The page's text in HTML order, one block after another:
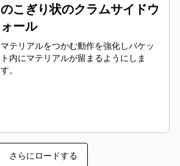
のこぎり状のクラムサイドウ
ォール
マテリアルをつかむ動作を強化しバケッ
ト内にマテリアルが留まるようにしま
す。
さらにロードする